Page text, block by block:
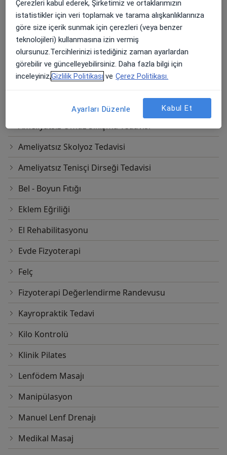
Ameliyatsız Boyun Kayması Tedavisi
Ameliyatsız Fibromiyalji Tedavisi
Ameliyatsız Kalça Ağrısı Tedavisi
Ameliyatsız Menisküs Yırtığı Tedavisi
Ameliyatsız Omuz Ağrısı Tedavisi
Ameliyatsız Omuz Sıkışma Tedavisi
Ameliyatsız Skolyoz Tedavisi
Ameliyatsız Tenisçi Dirseği Tedavisi
Bel - Boyun Fıtığı
Eklem Eğriliği
El Rehabilitasyonu
Evde Fizyoterapi
Felç
Fizyoterapi Değerlendirme Randevusu
Kayropraktik Tedavi
Kilo Kontrolü
Klinik Pilates
Lenfödem Masajı
Manipülasyon
Manuel Lenf Drenajı
Medikal Masaj
Çerezleri kabul ederek, Şirketimiz ve ortaklarımızın
istatistikler için veri toplamak ve tarama alışkanlıklarınıza
göre size içerik sunmak için çerezleri (veya benzer
teknolojileri) kullanmasına izin vermiş
olursunuz.Tercihlerinizi istediğiniz zaman ayarlardan
görebilir ve güncelleyebilirsiniz. Daha fazla bilgi için
inceleyiniz,Gizlilik Politikası ve Çerez Politikası.
Ayarları Düzenle Kabul Et